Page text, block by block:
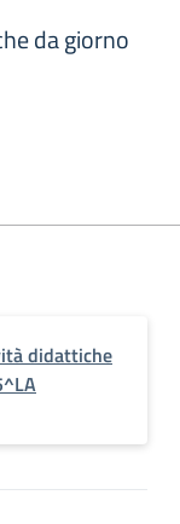
da giorno
didattiche